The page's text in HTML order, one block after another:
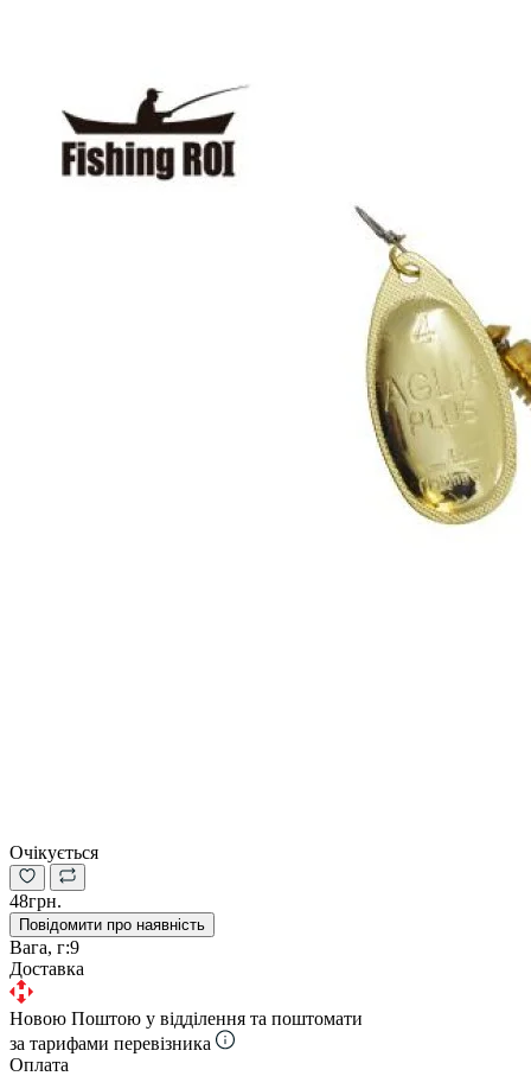
Очікується
48грн.
Повідомити про наявність
Вага, г:9
Доставка
Новою Поштою у відділення та поштомати
за тарифами перевізника
Оплата